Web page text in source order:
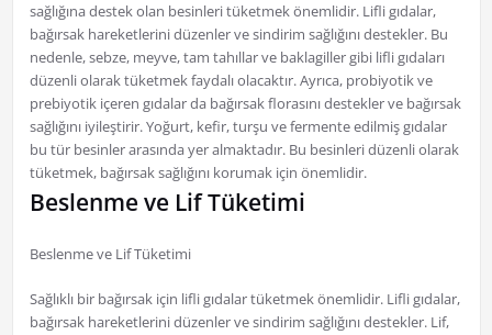
sağlığına destek olan besinleri tüketmek önemlidir. Lifli gıdalar,
bağırsak hareketlerini düzenler ve sindirim sağlığını destekler. Bu
nedenle, sebze, meyve, tam tahıllar ve baklagiller gibi lifli gıdaları
düzenli olarak tüketmek faydalı olacaktır. Ayrıca, probiyotik ve
prebiyotik içeren gıdalar da bağırsak florasını destekler ve bağırsak
sağlığını iyileştirir. Yoğurt, kefir, turşu ve fermente edilmiş gıdalar
bu tür besinler arasında yer almaktadır. Bu besinleri düzenli olarak
tüketmek, bağırsak sağlığını korumak için önemlidir.
Beslenme ve Lif Tüketimi
Beslenme ve Lif Tüketimi
Sağlıklı bir bağırsak için lifli gıdalar tüketmek önemlidir. Lifli gıdalar,
bağırsak hareketlerini düzenler ve sindirim sağlığını destekler. Lif,